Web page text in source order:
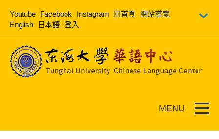
Youtube Facebook Instagram 回首頁
網站導覽
English
日本語 登入